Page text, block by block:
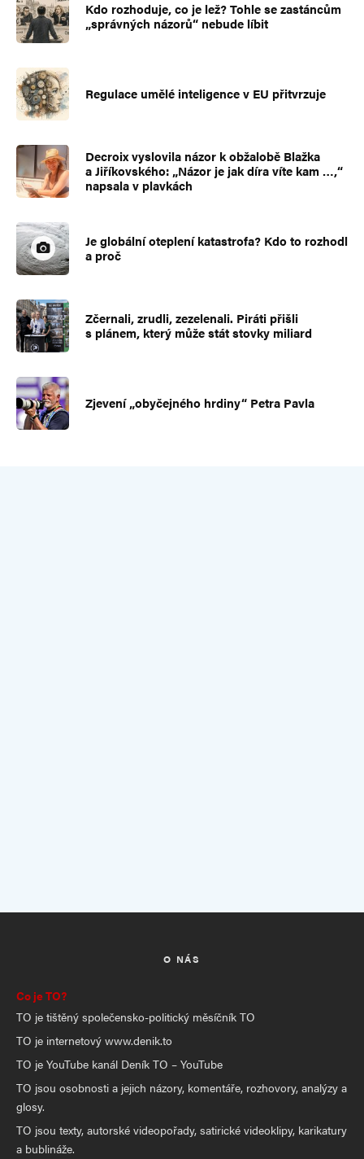
Kdo rozhoduje, co je lež? Tohle se zastáncům
„správných názorů“ nebude líbit
Regulace umělé inteligence v EU přitvrzuje
Decroix vyslovila názor k obžalobě Blažka
a Jiříkovského: „Názor je jak díra víte kam …,“
napsala v plavkách
Je globální oteplení katastrofa? Kdo to rozhodl
a proč
Zčernali, zrudli, zezelenali. Piráti přišli
s plánem, který může stát stovky miliard
Zjevení „obyčejného hrdiny“ Petra Pavla
O NÁS
Co je TO?
TO je tištěný společensko-politický měsíčník TO
TO je internetový www.denik.to
TO je YouTube kanál Deník TO – YouTube
TO jsou osobnosti a jejich názory, komentáře, rozhovory, analýzy a
glosy.
TO jsou texty, autorské videopořady, satirické videoklipy, karikatury
a bublináže.